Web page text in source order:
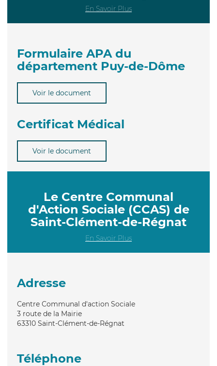
En Savoir Plus
Formulaire APA du
département Puy-de-Dôme
Voir le document
Certificat Médical
Voir le document
Le Centre Communal
d'Action Sociale (CCAS) de
Saint-Clément-de-Régnat
En Savoir Plus
Adresse
Centre Communal d'action Sociale
3 route de la Mairie
63310 Saint-Clément-de-Régnat
Téléphone